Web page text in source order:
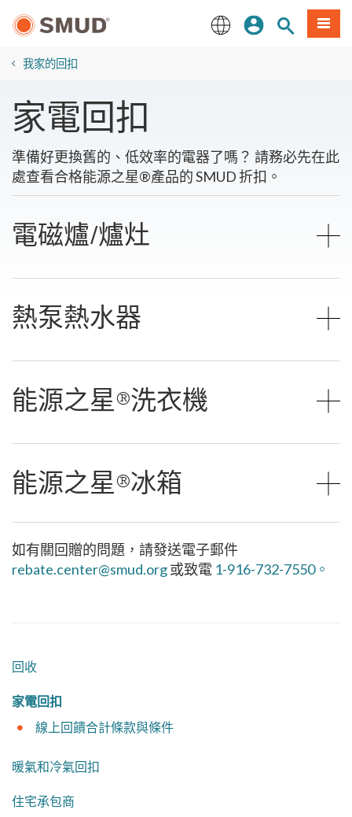
登入站內搜尋
選單
我家的回扣
家電回扣
準備好更換舊的、低效率的電器了嗎？ 請務必先在此
處查看合格能源之星®產品的 SMUD 折扣。
電磁爐/爐灶
熱泵熱水器
能源之星®洗衣機
能源之星®冰箱
如有關回贈的問題，請發送電子郵件
rebate.center@smud.org或致電 1-916-732-7550。
回收
家電回扣
線上回饋合計條款與條件
暖氣和冷氣回扣
住宅承包商